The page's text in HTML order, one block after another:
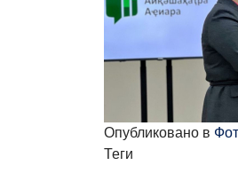
Опубликовано в
Теги